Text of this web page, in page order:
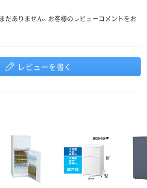
だありません。お客様のレビューコメントをお
レビューを書く